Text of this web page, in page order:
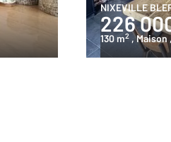
NIXEVILLE
226
130 m2 , Maison